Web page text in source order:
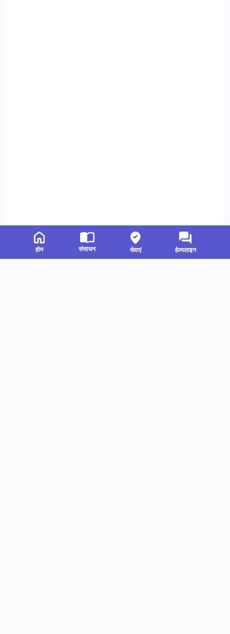
होम संसाधन सेवाएं हेल्पलाइन